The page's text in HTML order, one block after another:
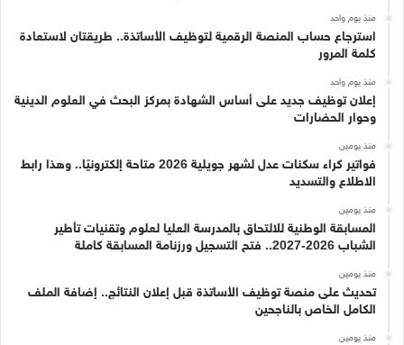
منذ يوم واحد
استرجاع حساب المنصة الرقمية لتوظيف الأساتذة.. طريقتان لاستعادة
كلمة المرور
منذ يوم واحد
إعلان توظيف جديد على أساس الشهادة بمركز البحث في العلوم الدينية
وحوار الحضارات
منذ يومين
فواتير كراء سكنات عدل لشهر جويلية 2026 متاحة إلكترونيًا.. وهذا رابط
الاطلاع والتسديد
منذ يومين
المسابقة الوطنية للالتحاق بالمدرسة العليا لعلوم وتقنيات تأطير
الشباب 2026-2027.. فتح التسجيل ورزنامة المسابقة كاملة
منذ يومين
تحديث على منصة توظيف الأساتذة قبل إعلان النتائج.. إضافة الملف
الكامل الخاص بالناجحين
منذ يومين